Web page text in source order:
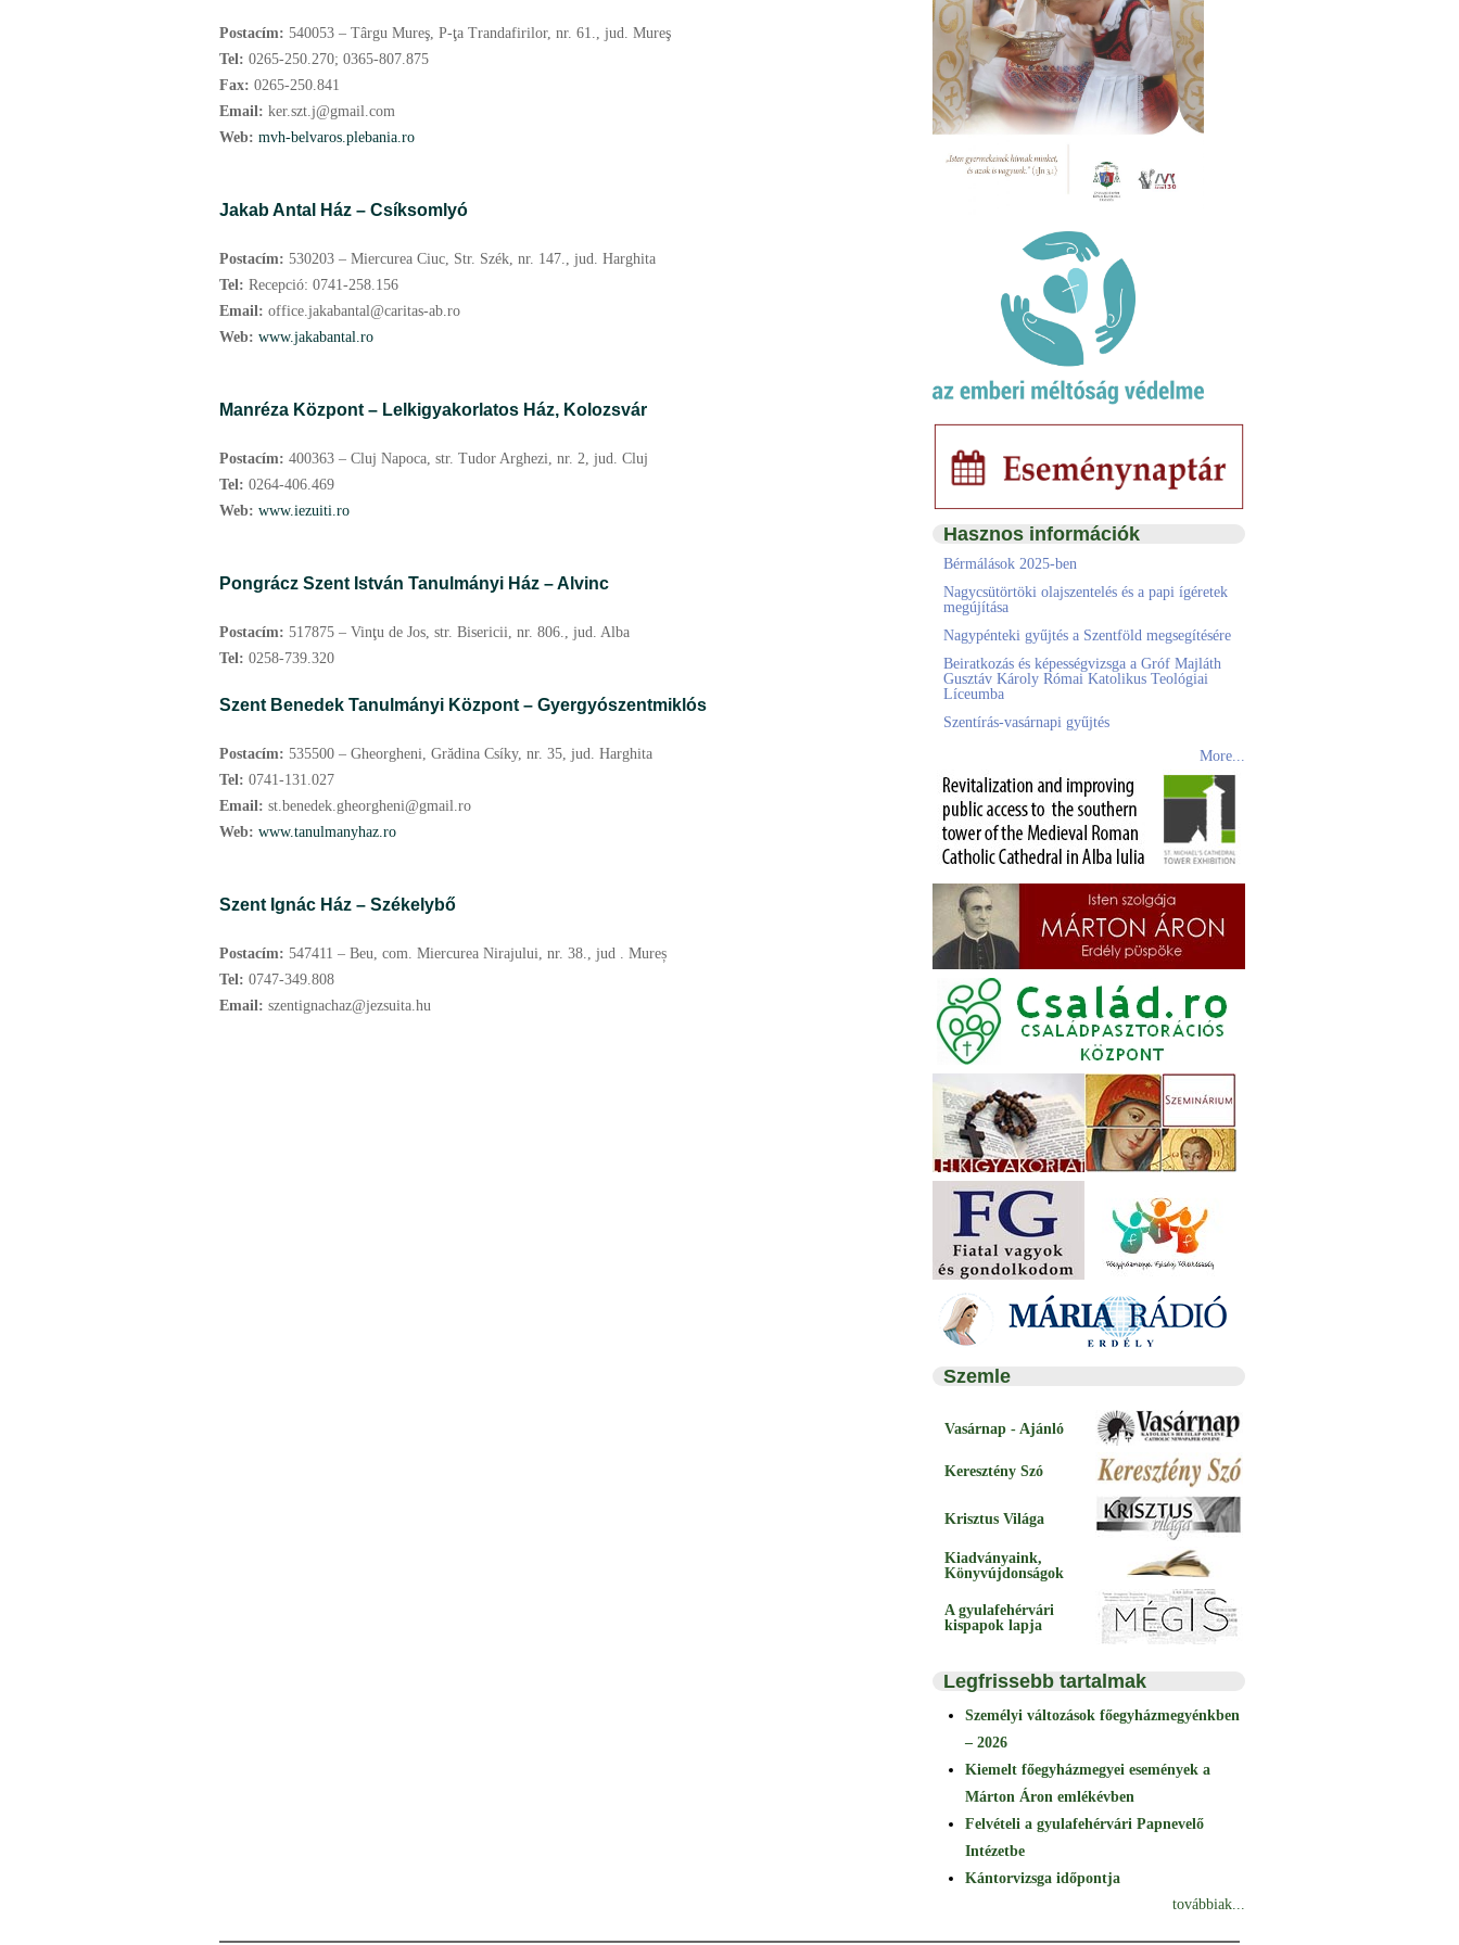
Postacím: 540053 – Târgu Mureş, P-ţa Trandafirilor, nr. 61., jud. Mureş
Tel: 0265-250.270; 0365-807.875
Fax: 0265-250.841
Email: ker.szt.j@gmail.com
Web: mvh-belvaros.plebania.ro
Jakab Antal Ház – Csíksomlyó
Postacím: 530203 – Miercurea Ciuc, Str. Szék, nr. 147., jud. Harghita
Tel: Recepció: 0741-258.156
Email: office.jakabantal@caritas-ab.ro
Web: www.jakabantal.ro
Manréza Központ – Lelkigyakorlatos Ház, Kolozsvár
Postacím: 400363 – Cluj Napoca, str. Tudor Arghezi, nr. 2, jud. Cluj
Tel: 0264-406.469
Web: www.iezuiti.ro
Pongrácz Szent István Tanulmányi Ház – Alvinc
Postacím: 517875 – Vinţu de Jos, str. Bisericii, nr. 806., jud. Alba
Tel: 0258-739.320
Szent Benedek Tanulmányi Központ – Gyergyószentmiklós
Postacím: 535500 – Gheorgheni, Grădina Csíky, nr. 35, jud. Harghita
Tel: 0741-131.027
Email: st.benedek.gheorgheni@gmail.ro
Web: www.tanulmanyhaz.ro
Szent Ignác Ház – Székelybő
Postacím: 547411 – Beu, com. Miercurea Nirajului, nr. 38., jud . Mureș
Tel: 0747-349.808
Email: szentignachaz@jezsuita.hu
Hasznos információk
Bérmálások 2025-ben
Nagycsütörtöki olajszentelés és a papi ígéretek
megújítása
Nagypénteki gyűjtés a Szentföld megsegítésére
Beiratkozás és képességvizsga a Gróf Majláth
Gusztáv Károly Római Katolikus Teológiai
Líceumba
Szentírás-vasárnapi gyűjtés
More...
Szemle
Vasárnap - Ajánló
Keresztény Szó
Krisztus Világa
Kiadványaink,
Könyvújdonságok
A gyulafehérvári
kispapok lapja
Legfrissebb tartalmak
Személyi változások főegyházmegyénkben
– 2026
Kiemelt főegyházmegyei események a
Márton Áron emlékévben
Felvételi a gyulafehérvári Papnevelő
Intézetbe
Kántorvizsga időpontja
továbbiak...